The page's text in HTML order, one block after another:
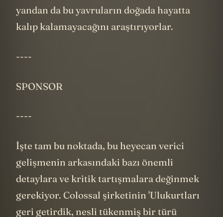
arazide oldukları bilgisini veriyorlar. Bir
yandan da bu yavruların doğada hayatta
İşte tam bu noktada, bu heyecan verici
gelişmenin arkasındaki bazı önemli
detaylara ve kritik tartışmalara değinmek
gerekiyor. Colossal şirketinin 'Ulukurtları